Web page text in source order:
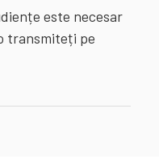
este necesar
transmiteți pe